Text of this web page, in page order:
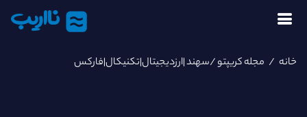
نااریب
خانه / مجله کریپتو/سهند |ارزدیجیتال|تکنیکال|فارکس